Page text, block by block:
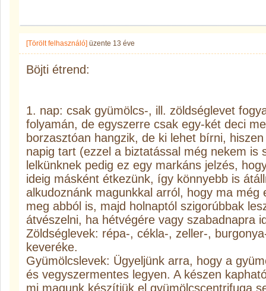
[Törölt felhasználó] üzente 13 éve
Böjti étrend:
1. nap: csak gyümölcs-, ill. zöldséglevet
folyamán, de egyszerre csak egy-két deci
borzasztóan hangzik, de ki lehet bírni,
napig tart (ezzel a biztatással még nekem is
lelkünknek pedig ez egy markáns jelzés,
ideig másként étkezünk, így könnyebb is
alkudoznánk magunkkal arról, hogy ma még
meg abból is, majd holnaptól szigorúbbak
átvészelni, ha hétvégére vagy szabadnapra
Zöldséglevek: répa-, cékla-, zeller-,
keveréke.
Gyümölcslevek: Ügyeljünk arra, hogy a
és vegyszermentes legyen. A készen
mi magunk készítjük el gyümölcscentrifuga